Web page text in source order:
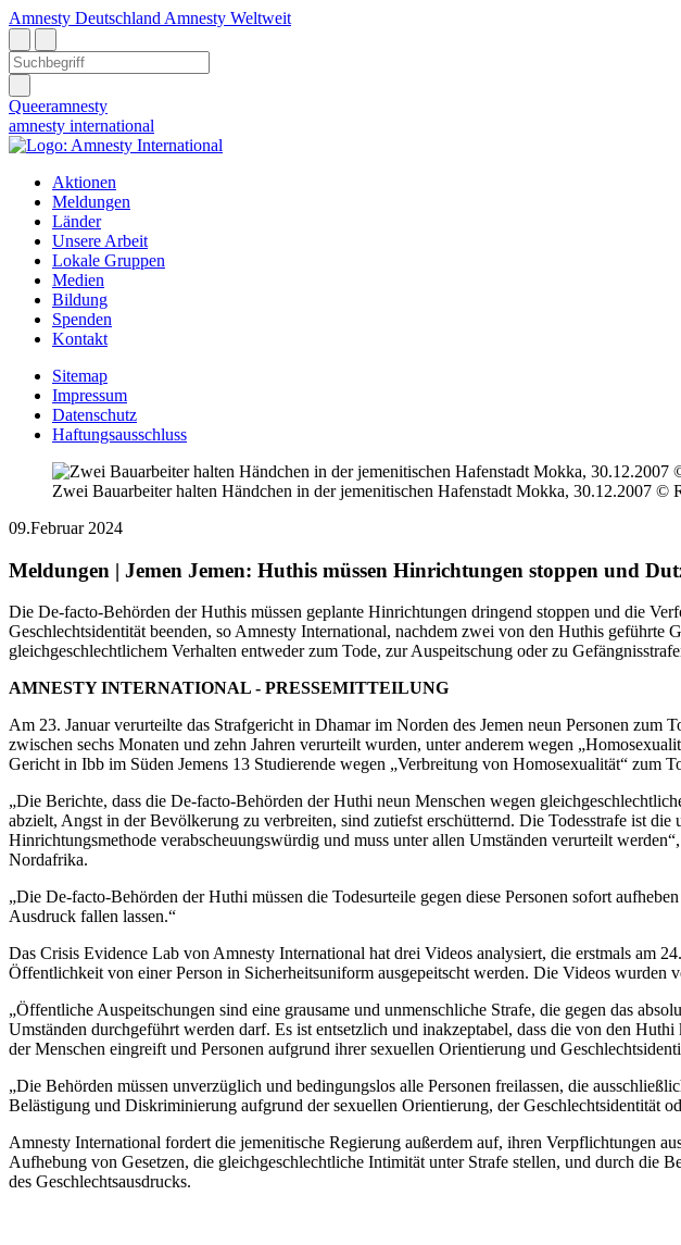
Amnesty Deutschland Amnesty Weltweit
Queeramnesty
amnesty international
Aktionen
Meldungen
Länder
Unsere Arbeit
Lokale Gruppen
Medien
Bildung
Spenden
Kontakt
Sitemap
Impressum
Datenschutz
Haftungsausschluss
Zwei Bauarbeiter halten Händchen in der jemenitischen Hafenstadt Mokka, 30.12.2007 ©
09.Februar 2024
Meldungen | Jemen Jemen: Huthis müssen Hinrichtungen stoppen und
Die De-facto-Behörden der Huthis müssen geplante Hinrichtungen dringend stoppen und die
Geschlechtsidentität beenden, so Amnesty International, nachdem zwei von den Huthis
gleichgeschlechtlichem Verhalten entweder zum Tode, zur Auspeitschung oder zu
AMNESTY INTERNATIONAL - PRESSEMITTEILUNG
Am 23. Januar verurteilte das Strafgericht in Dhamar im Norden des Jemen neun Personen
zwischen sechs Monaten und zehn Jahren verurteilt wurden, unter anderem wegen
Gericht in Ibb im Süden Jemens 13 Studierende wegen „Verbreitung von Homosexualität“ zum
„Die Berichte, dass die De-facto-Behörden der Huthi neun Menschen wegen
abzielt, Angst in der Bevölkerung zu verbreiten, sind zutiefst erschütternd. Die Todesstrafe ist
Hinrichtungsmethode verabscheuungswürdig und muss unter allen Umständen verurteilt
Nordafrika.
„Die De-facto-Behörden der Huthi müssen die Todesurteile gegen diese Personen sofort
Ausdruck fallen lassen.“
Das Crisis Evidence Lab von Amnesty International hat drei Videos analysiert, die erstmals am
Öffentlichkeit von einer Person in Sicherheitsuniform ausgepeitscht werden. Die Videos wurden
„Öffentliche Auspeitschungen sind eine grausame und unmenschliche Strafe, die gegen das
Umständen durchgeführt werden darf. Es ist entsetzlich und inakzeptabel, dass die von den
der Menschen eingreift und Personen aufgrund ihrer sexuellen Orientierung und
„Die Behörden müssen unverzüglich und bedingungslos alle Personen freilassen, die
Belästigung und Diskriminierung aufgrund der sexuellen Orientierung, der Geschlechtsidentität
Amnesty International fordert die jemenitische Regierung außerdem auf, ihren Verpflichtungen
Aufhebung von Gesetzen, die gleichgeschlechtliche Intimität unter Strafe stellen, und durch die
des Geschlechtsausdrucks.